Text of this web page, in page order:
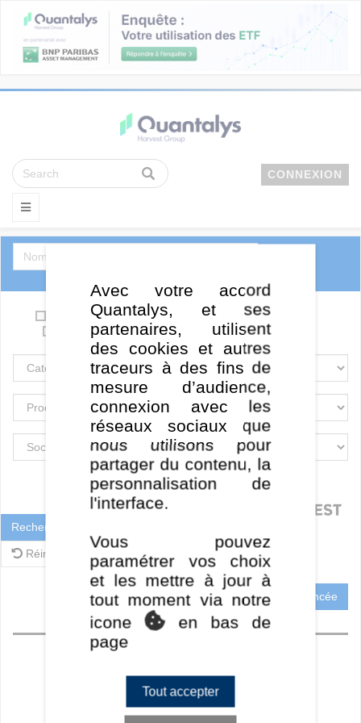
CONNEXION
Support en euro / Eurocroissance
ETF FCPE
Rechercher
Réinitialiser
Recherche Avancée
Accueil
Ratios
Frais
Avec votre accord
Quantalys, et ses
partenaires, utilisent
des cookies et autres
traceurs à des fins de
mesure d’audience,
connexion avec les
réseaux sociaux que
nous utilisons pour
partager du contenu, la
personnalisation de
l'interface.
Vous pouvez
paramétrer vos choix
et les mettre à jour à
tout moment via notre
icone
en bas de
page
Tout accepter